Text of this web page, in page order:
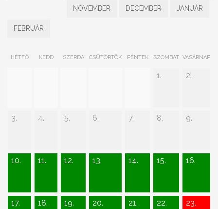
NOVEMBER DECEMBER JANUÁR
FEBRUÁR
HÉTFŐ KEDD SZERDA CSÜTÖRTÖK PÉNTEK SZOMBAT VASÁRNAP
1. 2.
3. 4. 5. 6. 7. 8. 9.
10. 11. 12. 13. 14. 15. 16.
17. 18. 19. 20. 21. 22. 23.